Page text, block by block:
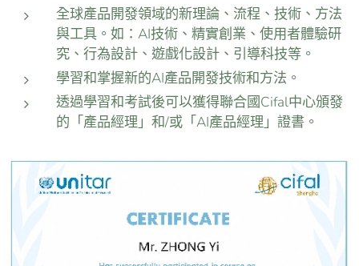
全球產品開發領域的新理論、流程、技術、方法
與工具。如：AI技術、精實創業、使用者體驗研
究、行為設計、遊戲化設計、引導科技等。
學習和掌握新的AI產品開發技術和方法。
透過學習和考試後可以獲得聯合國Cifal中心頒發
的「產品經理」和/或「AI產品經理」證書。